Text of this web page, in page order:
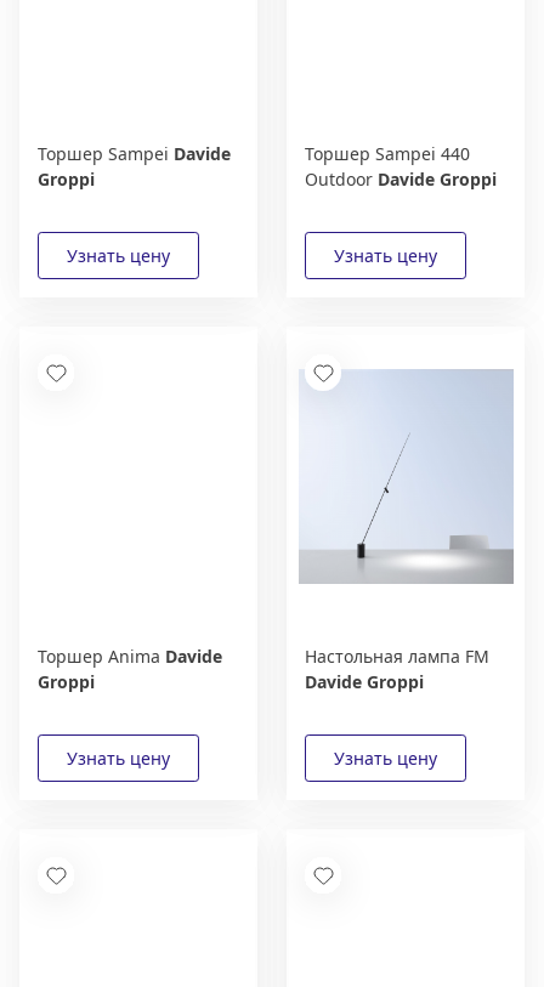
Торшер Sampei Davide
Groppi
Торшер Sampei 440
Outdoor Davide Groppi
Торшер Anima Davide
Groppi
Настольная лампа FM
Davide Groppi